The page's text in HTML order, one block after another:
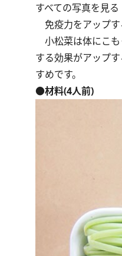
すべての写真を見る
免疫力をアップす
小松菜は体にこも
する効果がアップ
すめです。
●材料(4人前)